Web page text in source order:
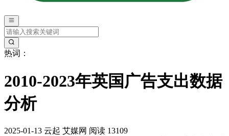
热词：
2010-2023年英国广告支出数据
分析
2025-01-13 云起 艾媒网 阅读 13109